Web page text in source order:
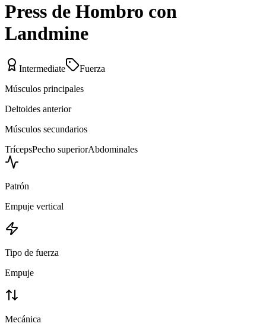
Press de Hombro con
Landmine
Intermediate
Fuerza
Músculos principales
Deltoides anterior
Músculos secundarios
TrícepsPecho superiorAbdominales
Patrón
Empuje vertical
Tipo de fuerza
Empuje
Mecánica